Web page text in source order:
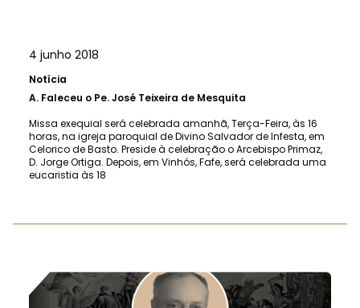
4 junho 2018
Notícia
A. Faleceu o Pe. José Teixeira de Mesquita
Missa exequial será celebrada amanhã, Terça-Feira, às 16
horas, na igreja paroquial de Divino Salvador de Infesta, em
Celorico de Basto. Preside à celebração o Arcebispo Primaz,
D. Jorge Ortiga. Depois, em Vinhós, Fafe, será celebrada uma
eucaristia às 18